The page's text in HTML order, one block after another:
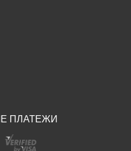
ПЛАТЕЖИ